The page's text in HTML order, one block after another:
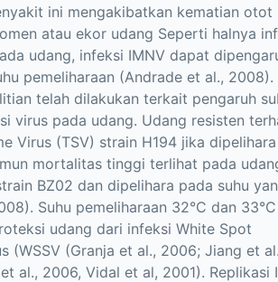
ini mengakibatkan kematian otot
atau ekor udang Seperti halnya
udang, infeksi IMNV dapat
pemeliharaan (Andrade et al., 2008).
telah dilakukan terkait pengaruh
virus pada udang. Udang resisten
Virus (TSV) strain H194 jika
mortalitas tinggi terlihat pada
BZ02 dan dipelihara pada suhu
Suhu pemeliharaan 32°C dan 33°C
udang dari infeksi White Spot
(WSSV (Granja et al., 2006; Jiang et
al., 2006, Vidal et al, 2001). Replikasi